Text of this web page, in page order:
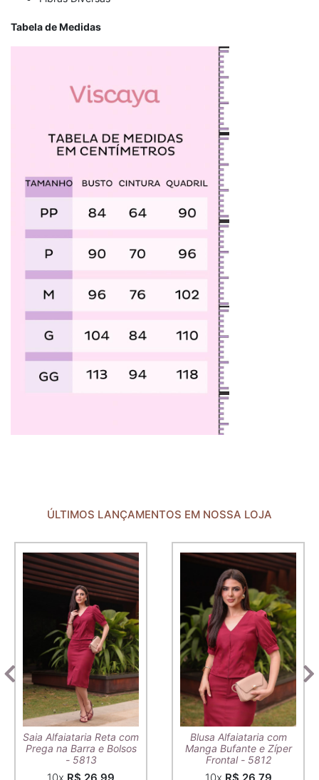
Tabela de Medidas
ÚLTIMOS LANÇAMENTOS EM NOSSA LOJA
Saia Alfaiataria Reta com
Prega na Barra e Bolsos
- 5813
Blusa Alfaiataria com
Manga Bufante e Zíper
Frontal - 5812